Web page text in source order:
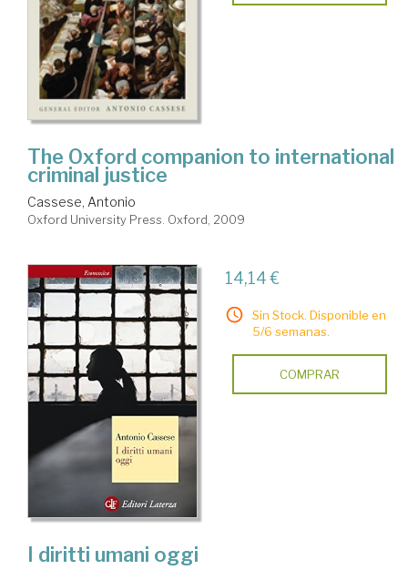
The Oxford companion to international
criminal justice
Cassese, Antonio
Oxford University Press. Oxford, 2009
14,14 €
Sin Stock. Disponible en
5/6 semanas.
COMPRAR
I diritti umani oggi